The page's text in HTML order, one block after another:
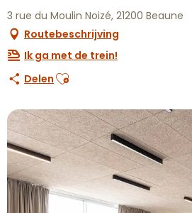
3 rue du Moulin Noizé, 21200 Beaune
Routebeschrijving
Ik ga met de trein!
Delen Ajouter aux favoris